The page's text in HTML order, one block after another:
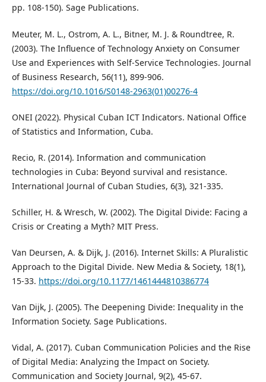
pp. 108-150). Sage Publications.
Meuter, M. L., Ostrom, A. L., Bitner, M. J. & Roundtree, R.
(2003). The Influence of Technology Anxiety on Consumer
Use and Experiences with Self-Service Technologies. Journal
of Business Research, 56(11), 899-906.
https://doi.org/10.1016/S0148-2963(01)00276-4
ONEI (2022). Physical Cuban ICT Indicators. National Office
of Statistics and Information, Cuba.
Recio, R. (2014). Information and communication
technologies in Cuba: Beyond survival and resistance.
International Journal of Cuban Studies, 6(3), 321-335.
Schiller, H. & Wresch, W. (2002). The Digital Divide: Facing a
Crisis or Creating a Myth? MIT Press.
Van Deursen, A. & Dijk, J. (2016). Internet Skills: A Pluralistic
Approach to the Digital Divide. New Media & Society, 18(1),
15-33. https://doi.org/10.1177/1461444810386774
Van Dijk, J. (2005). The Deepening Divide: Inequality in the
Information Society. Sage Publications.
Vidal, A. (2017). Cuban Communication Policies and the Rise
of Digital Media: Analyzing the Impact on Society.
Communication and Society Journal, 9(2), 45-67.